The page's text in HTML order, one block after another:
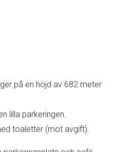
på en höjd av 682 meter
lilla parkeringen.
toaletter (mot avgift).